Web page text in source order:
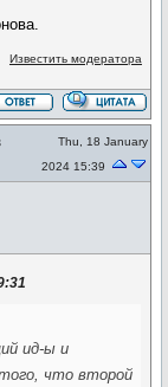
Известить модератора
Thu, 18 January
2024 15:39
ид-ы и
что второй